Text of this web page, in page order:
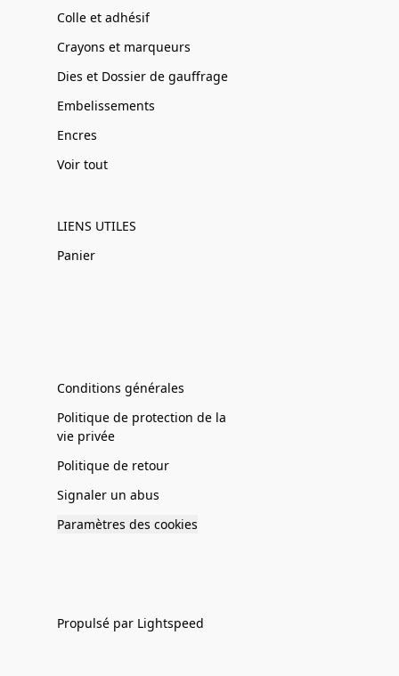
Colle et adhésif
Crayons et marqueurs
Dies et Dossier de gauffrage
Embelissements
Encres
Voir tout
LIENS UTILES
Panier
Conditions générales
Politique de protection de la
vie privée
Politique de retour
Signaler un abus
Paramètres des cookies
Propulsé par Lightspeed